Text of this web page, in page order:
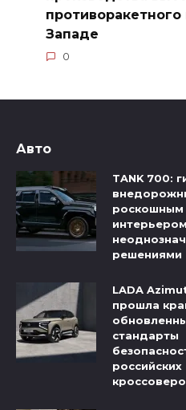
Западе
0
Авто
TANK 700:
роскошным
решениями
LADA
прошла
стандарты
российских